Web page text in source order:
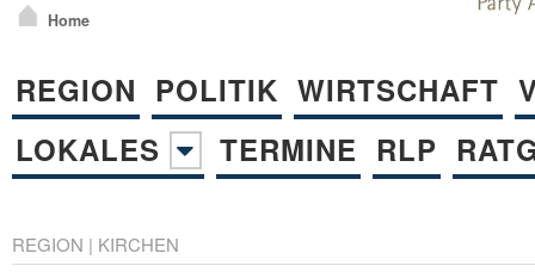
Home
REGION POLITIK WIRTSCHAFT
LOKALES
TERMINE RLP
REGION | KIRCHEN